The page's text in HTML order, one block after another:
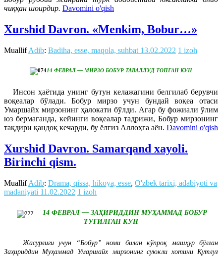
чиққан шоирдир. Davomini o'qish
Xurshid Davron. «Menkim, Bobur…»
MuallifAdib: Badiha, esse, maqola, suhbat 13.02.2022 1 izoh
14 ФЕВРАЛ — МИРЗО БОБУР ТАВАЛЛУД ТОПГАН КУН
Инсон ҳаётида унинг бутун келажагини белгилаб берувчи
воқеалар бўлади. Бобур мирзо учун бундай воқеа отаси
Умаршайх мирзонинг ҳалокати бўлди. Агар бу фожиали ўлим
юз бермаганда, кейинги воқеалар тадрижи, Бобур мирзонинг
тақдири қандоқ кечарди, бу ёлғиз Аллоҳга аён. Davomini o'qish
Xurshid Davron. Samarqand xayoli.
Birinchi qism.
MuallifAdib: Drama, qissa, hikoya, esse, O'zbek tarixi, adabiyoti va
madaniyati 11.02.2022 1 izoh
14 ФЕВРАЛ — ЗАҲИРИДДИН МУҲАММАД БОБУР
ТУҒИЛГАН КУН
Жасурлиги учун “Бобур” номи билан кўпроқ машҳур бўлган
Заҳириддин Муҳаммад Умаршайх мирзонинг суюкли хотини Қутлуғ